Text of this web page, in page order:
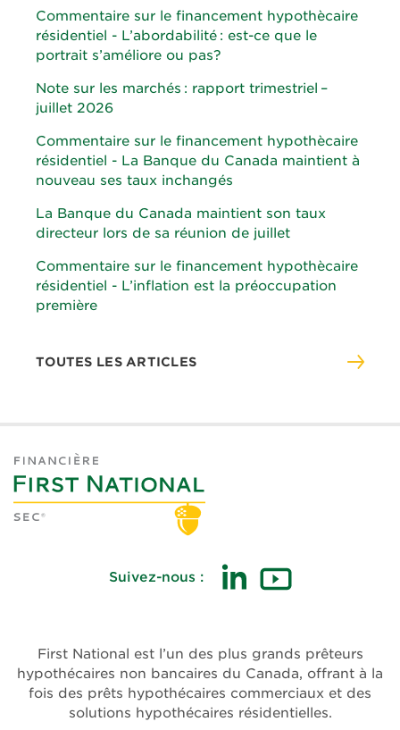
Commentaire sur le financement hypothècaire
résidentiel - L’abordabilité : est-ce que le
portrait s’améliore ou pas?
Note sur les marchés : rapport trimestriel –
juillet 2026
Commentaire sur le financement hypothècaire
résidentiel - La Banque du Canada maintient à
nouveau ses taux inchangés
La Banque du Canada maintient son taux
directeur lors de sa réunion de juillet
Commentaire sur le financement hypothècaire
résidentiel - L’inflation est la préoccupation
première
TOUTES LES ARTICLES
Suivez-nous :
nouvelle
fenêtre)
nouvelle
fenêtre)
First National est l’un des plus grands prêteurs
hypothécaires non bancaires du Canada, offrant à la
fois des prêts hypothécaires commerciaux et des
solutions hypothécaires résidentielles.